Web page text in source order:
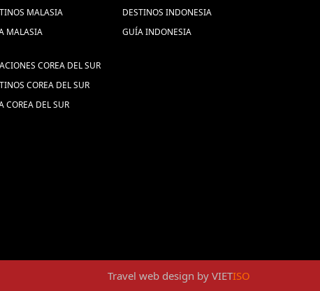
MALASIA
MALASIA
DESTINOS INDONESIA
GUÍA INDONESIA
COREA DEL SUR
COREA DEL SUR
COREA DEL SUR
Travel web design by VIETISO